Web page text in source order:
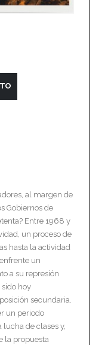
al margen de
Gobiernos de
Entre 1968 y
un proceso de
hasta la actividad
un
a su represión
hoy
secundaria.
un periodo
de clases y,
la propuesta